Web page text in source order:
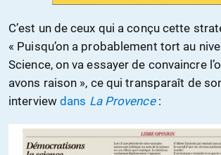
C’est un de ceux qui a conçu cette
« Puisqu’on a probablement tort au
Science, on va essayer de convaincre
avons raison », ce qui transparaît de
interview dans La Provence: